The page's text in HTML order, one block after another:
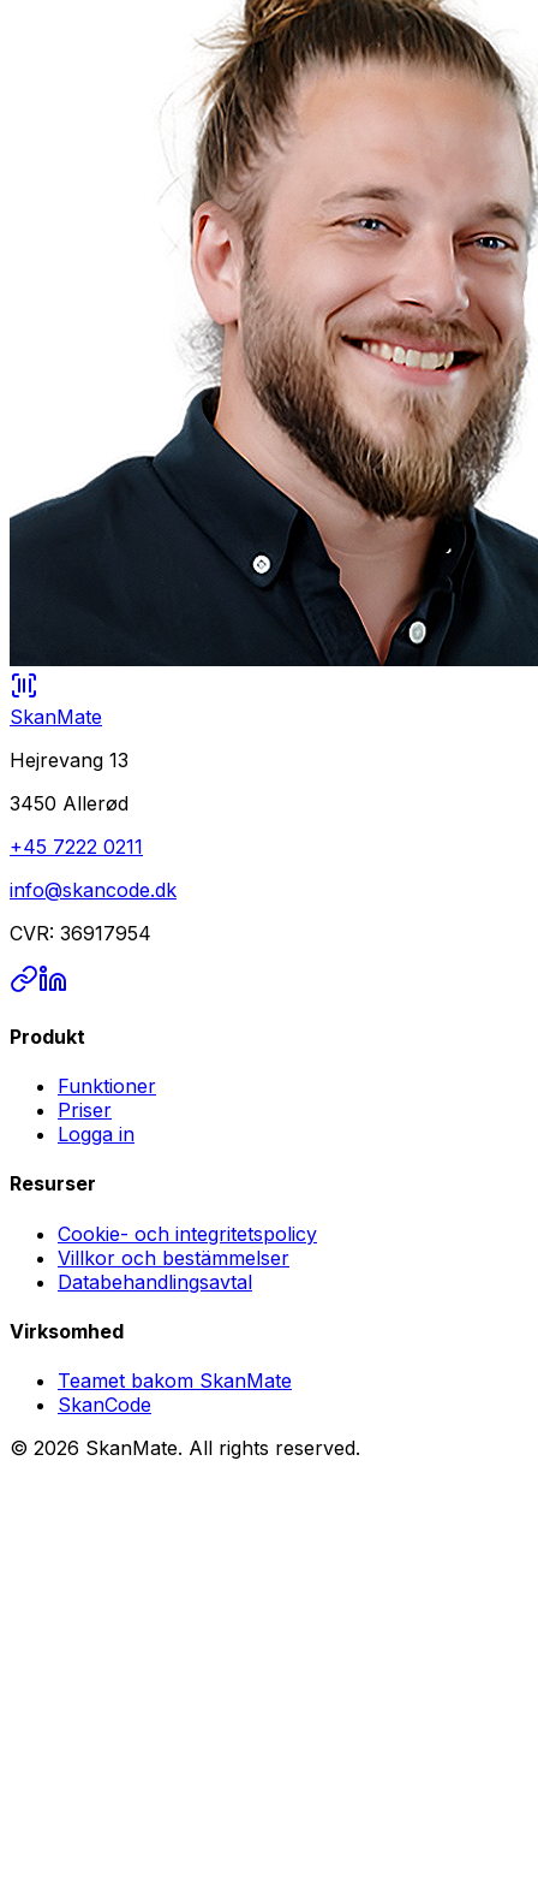
SkanMate
Hejrevang 13
3450 Allerød
+45 7222 0211
info@skancode.dk
CVR: 36917954
Produkt
Funktioner
Priser
Logga in
Resurser
Cookie- och integritetspolicy
Villkor och bestämmelser
Databehandlingsavtal
Virksomhed
Teamet bakom SkanMate
SkanCode
© 2026 SkanMate. All rights reserved.